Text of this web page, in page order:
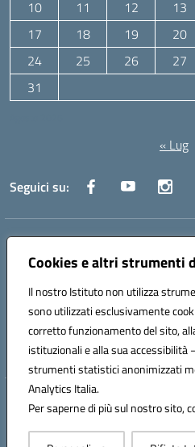
Cookies e altri strumenti
Il nostro Istituto non utilizza
sono utilizzati esclusivamente
corretto funzionamento del sito,
istituzionali e alla sua accessibilità
strumenti statistici anonimizzati
Analytics Italia.
Per saperne di più sul nostro sito,
10
11 12 13
17
18 19 20
24
25 26 27
31
« Lug
Seguici su:
Indirizzo:Via Canale 1, Ancona
Centralino:071 204723 Email:
Codice fiscale: 93020970427
Codice meccanografico:
ANPC010006
Codice unico di fatturazione (CUF):
Hosting & Powered
Concept & Design